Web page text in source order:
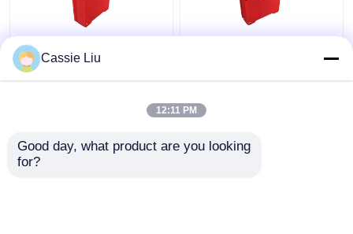
Lityum İyon Elektrik
Pallet Jack Pil 36 Volt
Ekipman Pil
Cassie Liu
12:11 PM
Good day, what product are you looking
for?